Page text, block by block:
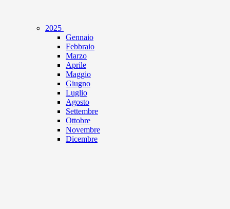
2025
Gennaio
Febbraio
Marzo
Aprile
Maggio
Giugno
Luglio
Agosto
Settembre
Ottobre
Novembre
Dicembre